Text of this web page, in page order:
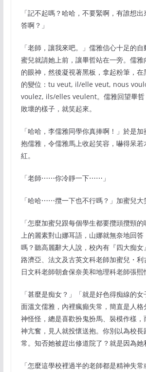
「記不起嗎？哈哈，不要緊啊，有誰想
答啊？」
「老師，讓我來吧。」儒雅信心十足的
蜜兒就請她上前，讓畢哲站在一旁。儒
的眼神，然後凝視著黑板，拿起粉筆，
的變位：tu veut, il/elle veut, nous
voulez, ils/elles veulent。儒雅回望畢哲
敗壞的樣子，就笑起來。
「哈哈，李儒雅同學你真捧啊！」於是
抱儒雅，令儒雅馬上收起笑容，嚇得呆若
紅。
「老師⋯⋯你冷靜一下⋯⋯」
「哈哈⋯⋯攬一下也不行嗎？」加蜜兒大
「怎麼加蜜兒跟每個學生都要攬頭攬頸
上的麗素對山娜耳語，山娜就無奈地回答
嗎？聽高麗辭大人說，校內有『四大痴
路濟亞、法文及古英文科老師加蜜兒・利
日文科老師朝倉保奈美和地理科老師張熙
「甚麼是痴女？」「就是好色得痴線的
面溫文儒雅，內裡瘋癲失常，簡直是人格
神怪怪，總是喜歡扮鬼扮馬、裝模作樣
神亢奮，見人就投懷送抱。你別以為校長
常。知否她被趕出修道院了？就是因為
「怎麼這學校裡過半的老師都是精神失